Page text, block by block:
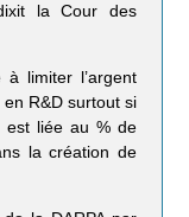
la Cour des
à limiter l’argent
R&D surtout si
est liée au % de
la création de